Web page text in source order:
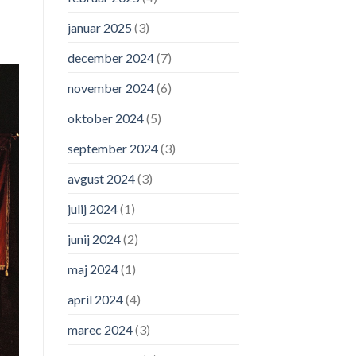
januar 2025 (3)
december 2024(7)
november 2024(6)
oktober 2024(5)
september 2024(3)
avgust 2024(3)
julij 2024(1)
junij 2024(2)
maj 2024(1)
april 2024(4)
marec 2024(3)